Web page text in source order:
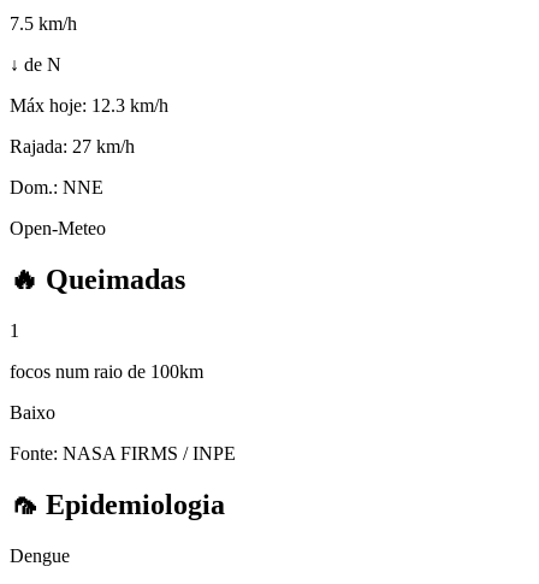
7.5 km/h
↓ de N
Máx hoje: 12.3 km/h
Rajada: 27 km/h
Dom.: NNE
Open-Meteo
🔥 Queimadas
1
focos num raio de 100km
Baixo
Fonte: NASA FIRMS / INPE
🦟 Epidemiologia
Dengue